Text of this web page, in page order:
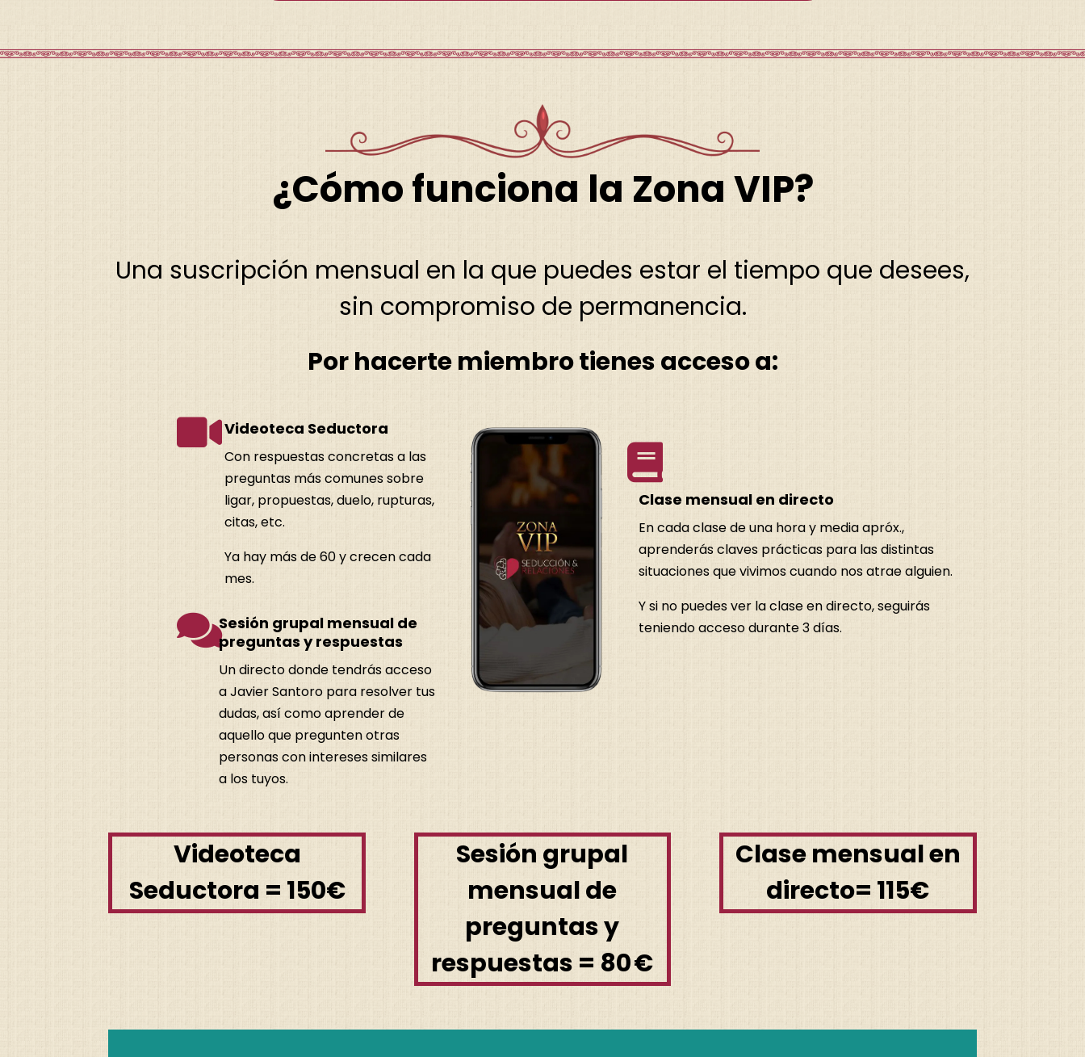
¿Cómo funciona la Zona VIP?
Una suscripción mensual en la que puedes estar el tiempo que desees,
sin compromiso de permanencia.
Por hacerte miembro tienes acceso a:


Videoteca Seductora
Con respuestas concretas a las
preguntas más comunes sobre
ligar, propuestas, duelo, rupturas,
citas, etc.
Ya hay más de 60 y crecen cada
mes.
Sesión grupal mensual de
preguntas y respuestas
Un directo donde tendrás acceso
a Javier Santoro para resolver tus
dudas, así como aprender de
aquello que pregunten otras
personas con intereses similares
a los tuyos.

Clase mensual en directo
En cada clase de una hora y media apróx.,
aprenderás claves prácticas para las distintas
situaciones que vivimos cuando nos atrae alguien.
Y si no puedes ver la clase en directo, seguirás
teniendo acceso durante 3 días.
Videoteca
Seductora = 150€
Sesión grupal
mensual de
preguntas y
respuestas = 80 €
Clase mensual en
directo= 115€